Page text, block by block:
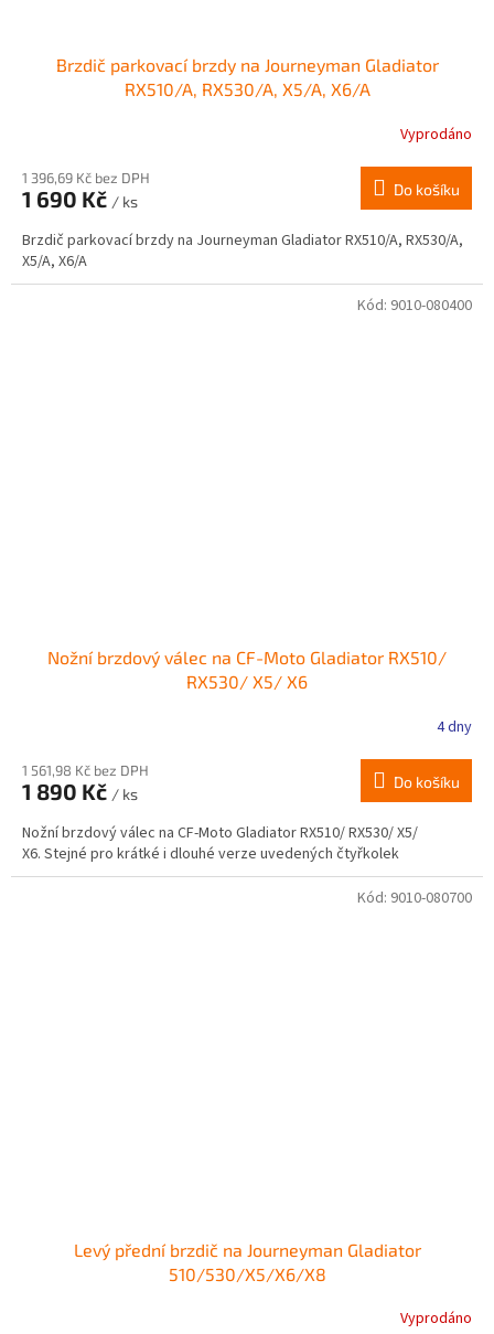
Brzdič parkovací brzdy na Journeyman Gladiator
RX510/A, RX530/A, X5/A, X6/A
Vyprodáno
1 396,69 Kč bez DPH
1 690 Kč / ks
Do košíku
Brzdič parkovací brzdy na Journeyman Gladiator RX510/A, RX530/A,
X5/A, X6/A
Nožní brzdový válec na CF-Moto Gladiator RX510/
RX530/ X5/ X6
4 dny
1 561,98 Kč bez DPH
1 890 Kč / ks
Do košíku
Nožní brzdový válec na CF-Moto Gladiator RX510/ RX530/ X5/
X6. Stejné pro krátké i dlouhé verze uvedených čtyřkolek
Kód: 9010-080400
Levý přední brzdič na Journeyman Gladiator
510/530/X5/X6/X8
Vyprodáno
Kód: 9010-080700